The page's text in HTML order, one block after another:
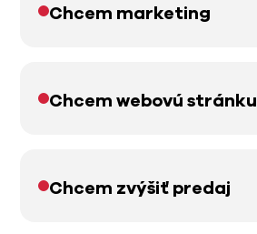
Chcem marketing
Chcem webovú stránku
Chcem zvýšiť predaj